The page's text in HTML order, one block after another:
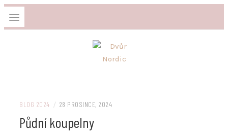
Skip
BLOG 2024 / 28 PROSINCE, 2024
Půdní koupelny